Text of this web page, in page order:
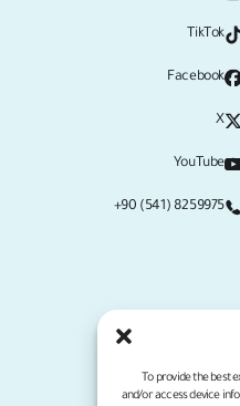
To provide the best
and/or access device
TikTok
Facebook
X
YouTube
+90 (541) 8259975